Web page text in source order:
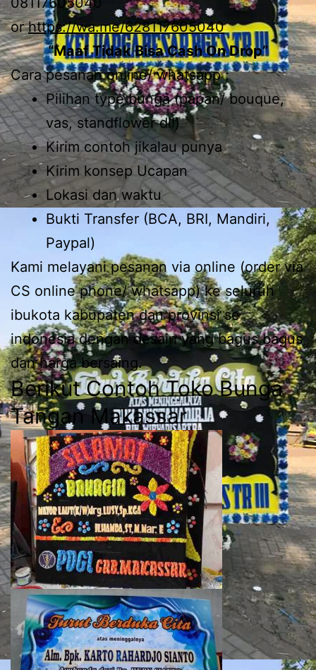
orhttps://wa.me/628117605040
“Maaf Tidak Bisa Cash On Drop”
Cara pesanan online/ whatsapp ;
Pilihan type bunga (papan/ bouque,
vas, standflower dll)
Kirim contoh jikalau punya
Kirim konsep Ucapan
Lokasi dan waktu
Bukti Transfer (BCA, BRI, Mandiri,
Paypal)
Kami melayani pesanan via online (order via
CS online phone/ whatsapp) ke seluruh
ibukota kabupaten dan provinsi se
indonesia dengan desain yang bagus bagus
dan harga bersaing.
Berikut Contoh Toko Bunga
Tangan Makassar